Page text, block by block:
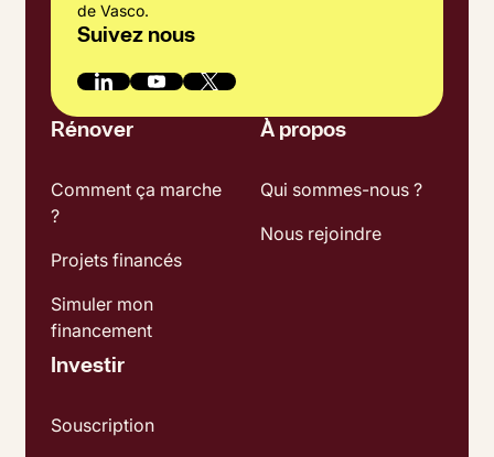
de Vasco.
Suivez nous
Rénover
Comment ça marche
?
Projets financés
Simuler mon
financement
Investir
Souscription
À propos
Qui sommes-nous ?
Nous rejoindre